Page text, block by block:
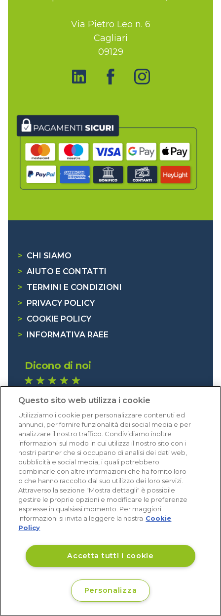
Via Pietro Leo n. 6
Cagliari
09129
> CHI SIAMO
> AIUTO E CONTATTI
> TERMINI E CONDIZIONI
> PRIVACY POLICY
> COOKIE POLICY
> INFORMATIVA RAEE
Dicono di noi
Eccellente (4,8)
Acquisti verificati
Disponibile
Questo sito web utilizza i cookie
Utilizziamo i cookie per personalizzare contenuti ed
annunci, per fornire funzionalità dei social media e per
analizzare il nostro traffico. Condividiamo inoltre
informazioni sul modo in cui utilizza il nostro sito con i
nostri partner che si occupano di analisi dei dati web,
pubblicità e social media, i quali potrebbero
combinarle con altre informazioni che ha fornito loro
o che hanno raccolto dal suo utilizzo dei loro servizi.
Attraverso la sezione "Mostra dettagli" è possibile
gestire le proprie opzioni e modificare le preferenze
espresse in qualsiasi momento. Per maggiori
informazioni si invita a leggere la nostra Cookie
Policy
Accetta tutti i cookie
Personalizza